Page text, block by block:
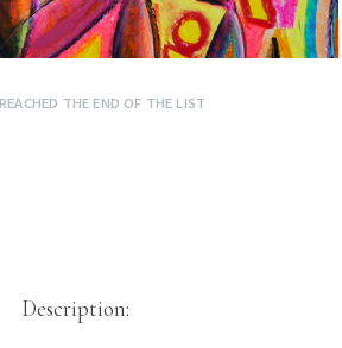
THE END OF THE LIST
Description: